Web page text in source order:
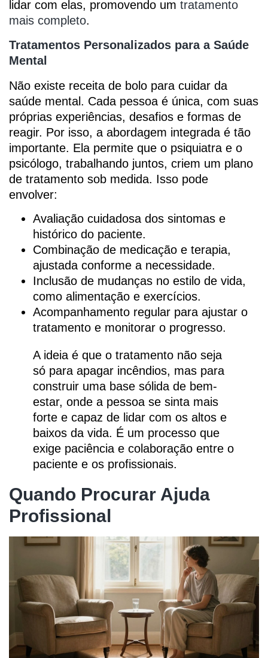
lidar com elas, promovendo um tratamento
mais completo.
Tratamentos Personalizados para a Saúde
Mental
Não existe receita de bolo para cuidar da
saúde mental. Cada pessoa é única, com suas
próprias experiências, desafios e formas de
reagir. Por isso, a abordagem integrada é tão
importante. Ela permite que o psiquiatra e o
psicólogo, trabalhando juntos, criem um plano
de tratamento sob medida. Isso pode
envolver:
Avaliação cuidadosa dos sintomas e
histórico do paciente.
Combinação de medicação e terapia,
ajustada conforme a necessidade.
Inclusão de mudanças no estilo de vida,
como alimentação e exercícios.
Acompanhamento regular para ajustar o
tratamento e monitorar o progresso.
A ideia é que o tratamento não seja
só para apagar incêndios, mas para
construir uma base sólida de bem-
estar, onde a pessoa se sinta mais
forte e capaz de lidar com os altos e
baixos da vida. É um processo que
exige paciência e colaboração entre o
paciente e os profissionais.
Quando Procurar Ajuda
Profissional